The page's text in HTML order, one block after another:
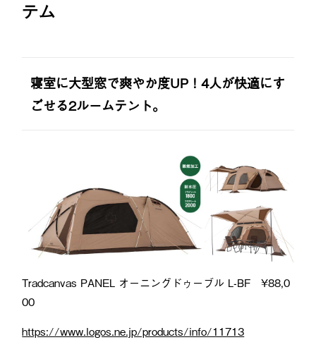
テム
寝室に大型窓で爽やか度UP！4人が快適にす
ごせる2ルームテント。
Tradcanvas PANEL オーニングドゥーブル L-BF ¥88,0
00
https://www.logos.ne.jp/products/info/11713